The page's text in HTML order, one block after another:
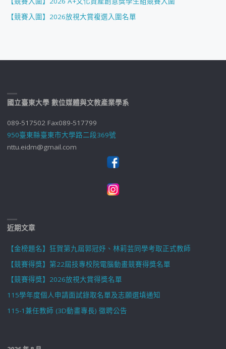
【競賽入圍】2026放視大賞複選入圍名單
國立臺東大學 數位媒體與文教產業學系
089-517502 Fax089-517799
950臺東縣臺東市大學路二段369號
nttu.eidm@gmail.com
近期文章
【金榜題名】狂賀第九屆郭冠妤、林莉芸同學考取正式教師
【競賽得獎】第22屆技專校院電腦動畫競賽得獎名單
【競賽得獎】2026放視大賞得獎名單
115學年度個人申請面試錄取名單及志願選填通知
115-1兼任教師 (3D動畫專長) 徵聘公告